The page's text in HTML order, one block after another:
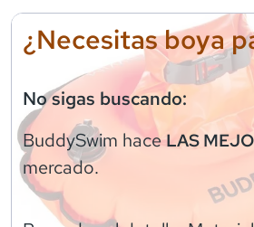
¿Necesitas boya
No sigas buscando:
BuddySwim haceLAS
mercado.